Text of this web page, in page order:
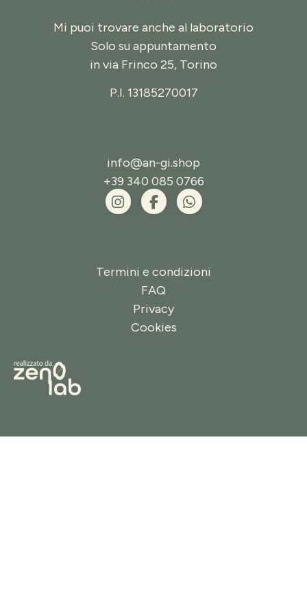
Mi puoi trovare anche al laboratorio
Solo su appuntamento
in via Frinco 25, Torino
P.I. 13185270017
info@an-gi.shop
+39 340 085 0766
Termini e condizioni
FAQ
Privacy
Cookies